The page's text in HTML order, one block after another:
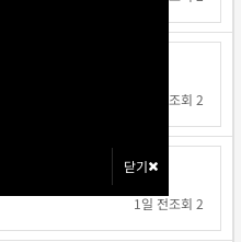
닫기
닫기
조회 2
1일 전조회 2